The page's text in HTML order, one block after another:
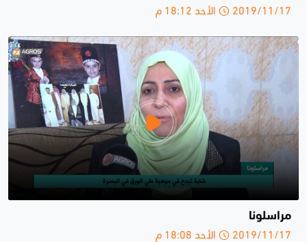
2019/11/17 الأحد 18:12 م
مراسلونا
2019/11/17 الأحد 18:08 م